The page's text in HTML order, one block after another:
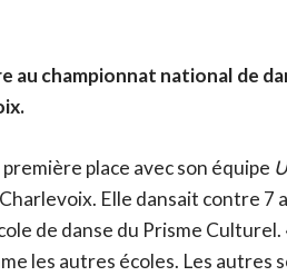
au championnat national de
place avec son équipe
Elle dansait contre 7
de danse du Prisme Culturel.
les autres écoles. Les autres